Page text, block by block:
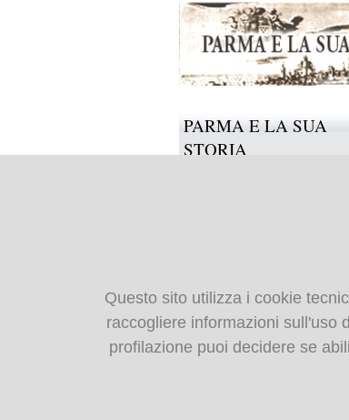
PARMA E LA SUA
STORIA
BIBLIOTECA
DIGITALE
Monografie: indice
Questo sito utilizza i cookie
raccogliere informazioni sull'uso
profilazione puoi decidere se